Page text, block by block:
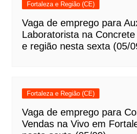
Fortaleza e Região (CE)
Vaga de emprego para
Laboratorista na
e região nesta sexta (05/
Fortaleza e Região (CE)
Vaga de emprego para
Vendas na Vivo em